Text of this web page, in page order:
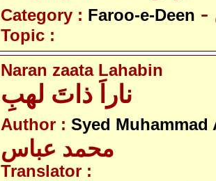
Category : Faroo-e-Deen
Topic :
Naran zaata Lahabin
ناراَ ذاتَ لھبِ
Author : Syed Muhammad
محمد عباس
Translator :